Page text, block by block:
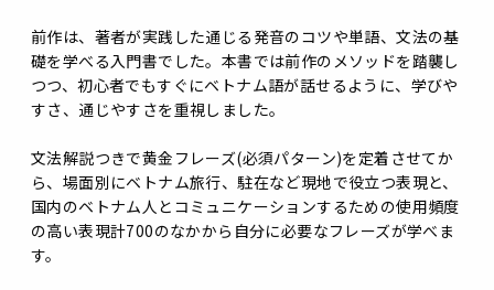
前作は、著者が実践した通じる発音のコツや単語、文法の基
礎を学べる入門書でした。本書では前作のメソッドを踏襲し
つつ、初心者でもすぐにベトナム語が話せるように、学びや
すさ、通じやすさを重視しました。
文法解説つきで黄金フレーズ(必須パターン)を定着させてか
ら、場面別にベトナム旅行、駐在など現地で役立つ表現と、
国内のベトナム人とコミュニケーションするための使用頻度
の高い表現計700のなかから自分に必要なフレーズが学べま
す。